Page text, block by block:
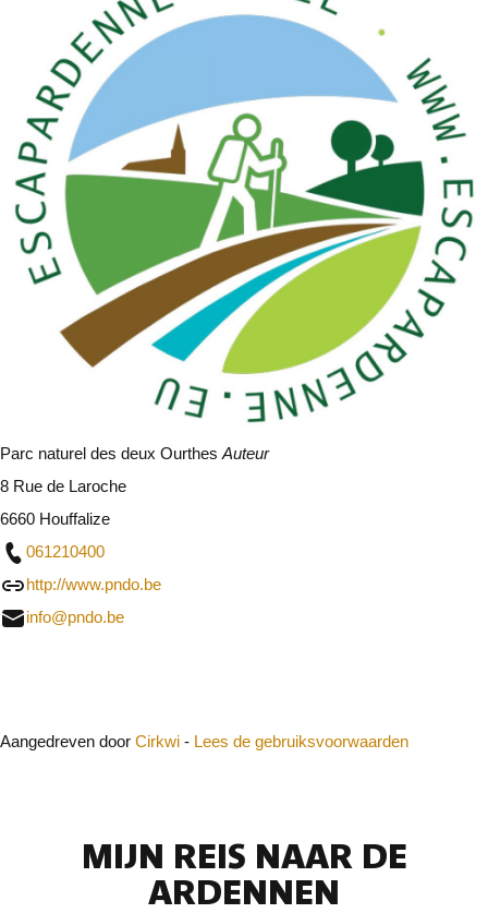
Parc naturel des deux Ourthes Auteur
8 Rue de Laroche
6660 Houffalize
061210400
http://www.pndo.be
info@pndo.be
Aangedreven door Cirkwi - Lees de gebruiksvoorwaarden
MIJN REIS NAAR DE
ARDENNEN